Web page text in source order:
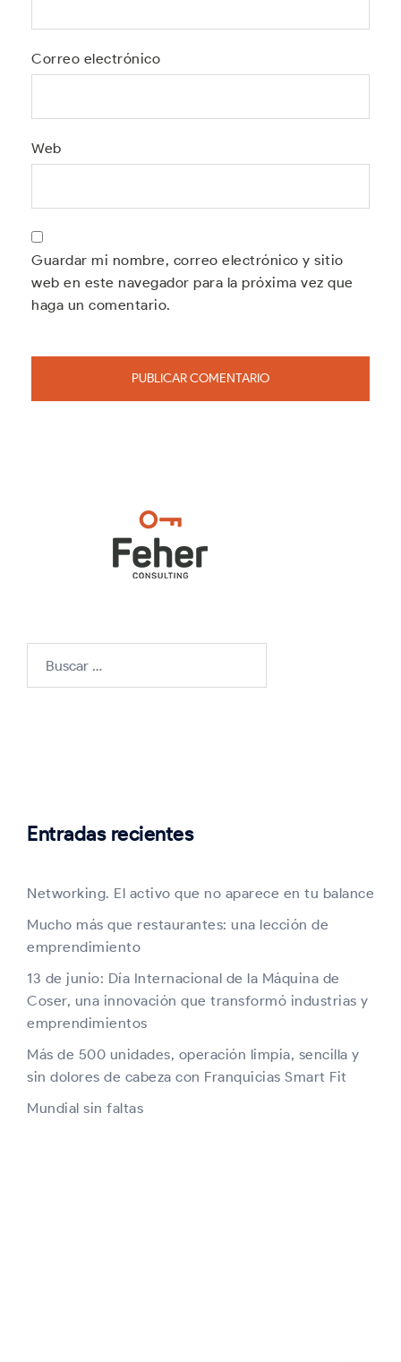
Correo electrónico
Web
Guardar mi nombre, correo electrónico y sitio
web en este navegador para la próxima vez que
haga un comentario.
Entradas recientes
Networking. El activo que no aparece en tu balance
Mucho más que restaurantes: una lección de
emprendimiento
13 de junio: Día Internacional de la Máquina de
Coser, una innovación que transformó industrias y
emprendimientos
Más de 500 unidades, operación limpia, sencilla y
sin dolores de cabeza con Franquicias Smart Fit
Mundial sin faltas